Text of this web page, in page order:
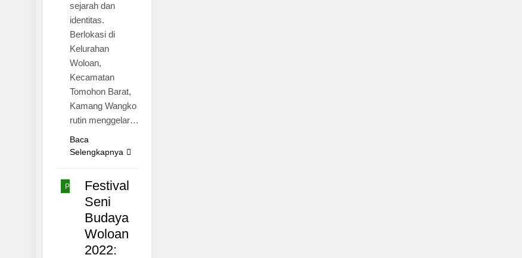
sejarah dan
identitas.
Berlokasi di
Kelurahan
Woloan,
Kecamatan
Tomohon Barat,
Kamang Wangko
rutin menggelar…
Baca
Selengkapnya
TOMOHON
NASIONAL
BUDAYA
PARIWISATA
SULAWESI
PROFILFestival
Seni
Budaya
Woloan
2022: